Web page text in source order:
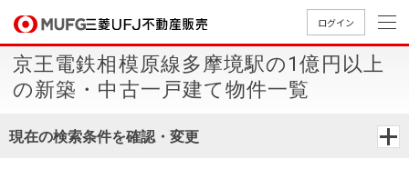
ログイン
買いたい
売りたい
京王電鉄相模原線多摩境駅の1億円以上
の新築・中古一戸建て物件一覧
現在の検索条件を確認・変更